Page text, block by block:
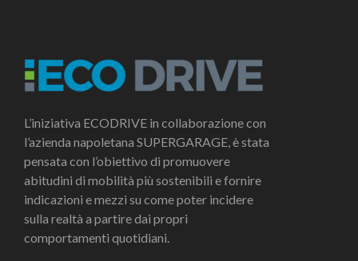
L’iniziativa ECODRIVE in collaborazione con
l’azienda napoletana SUPERGARAGE, è stata
pensata con l’obiettivo di promuovere
abitudini di mobilità più sostenibili e fornire
indicazioni e mezzi su come poter incidere
sulla realtà a partire dai propri
comportamenti quotidiani.